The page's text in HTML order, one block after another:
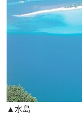
▲水島